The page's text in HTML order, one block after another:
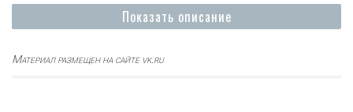
Показать описание
Материал размещен на сайте vk.ru